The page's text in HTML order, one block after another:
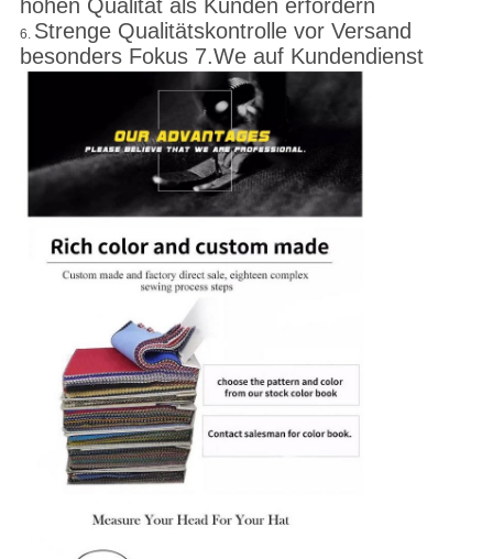
hohen Qualität als Kunden erfordern
6. Strenge Qualitätskontrolle vor Versand
besonders Fokus 7.We auf Kundendienst